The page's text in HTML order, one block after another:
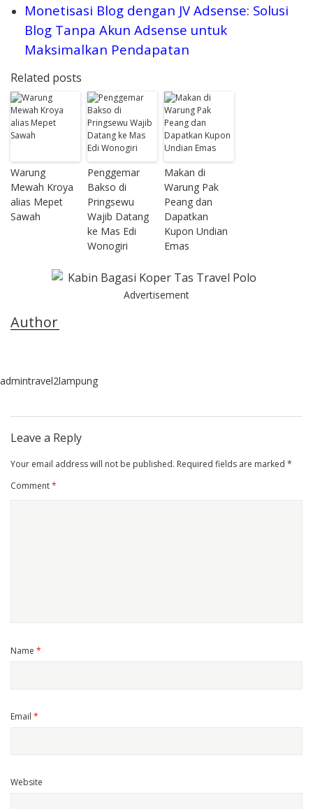
Monetisasi Blog dengan JV Adsense: Solusi
Blog Tanpa Akun Adsense untuk
Maksimalkan Pendapatan
Related posts
Warung
Mewah Kroya
alias Mepet
Sawah
Penggemar
Bakso di
Pringsewu
Wajib Datang
ke Mas Edi
Wonogiri
Makan di
Warung Pak
Peang dan
Dapatkan
Kupon Undian
Emas
Advertisement
Author
admintravel2lampung
Leave a Reply
Your email address will not be published. Required fields are marked *
Comment*
Name *
Email *
Website